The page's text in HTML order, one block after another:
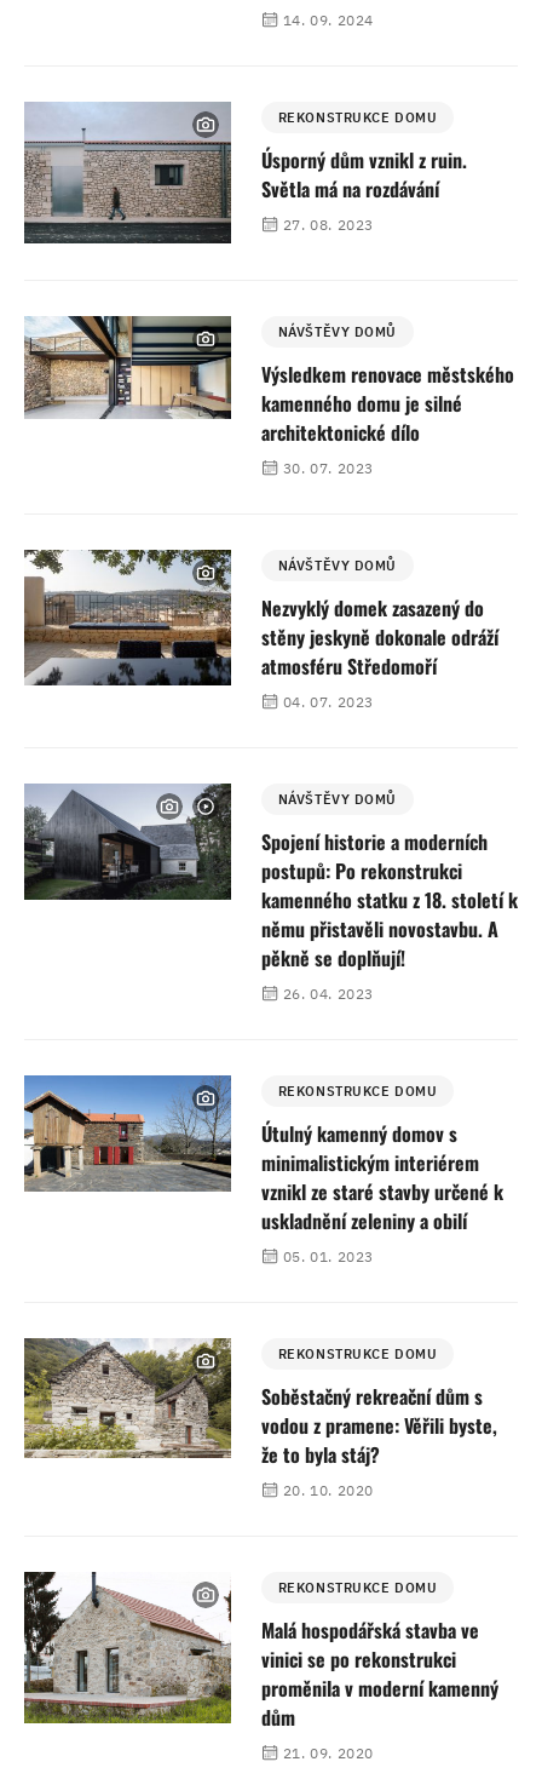
14. 09. 2024
REKONSTRUKCE DOMU
Úsporný dům vznikl z ruin.
Světla má na rozdávání
27. 08. 2023
NÁVŠTĚVY DOMŮ
Výsledkem renovace městského
kamenného domu je silné
architektonické dílo
30. 07. 2023
NÁVŠTĚVY DOMŮ
Nezvyklý domek zasazený do
stěny jeskyně dokonale odráží
atmosféru Středomoří
04. 07. 2023
NÁVŠTĚVY DOMŮ
Spojení historie a moderních
postupů: Po rekonstrukci
kamenného statku z 18. století k
němu přistavěli novostavbu. A
pěkně se doplňují!
26. 04. 2023
REKONSTRUKCE DOMU
Útulný kamenný domov s
minimalistickým interiérem
vznikl ze staré stavby určené k
uskladnění zeleniny a obilí
05. 01. 2023
REKONSTRUKCE DOMU
Soběstačný rekreační dům s
vodou z pramene: Věřili byste,
že to byla stáj?
20. 10. 2020
REKONSTRUKCE DOMU
Malá hospodářská stavba ve
vinici se po rekonstrukci
proměnila v moderní kamenný
dům
21. 09. 2020